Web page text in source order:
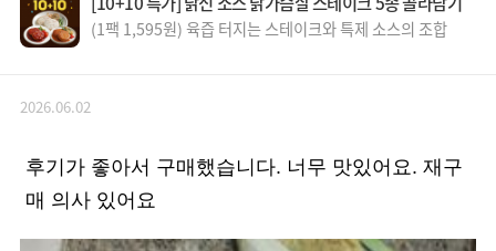
(1팩 1,595원) 육즙 터지는 스테이크와 특제 소스의 조합
2026.06.02
후기가 좋아서 구매했습니다. 너무 맛있어요. 재구
매 의사 있어요